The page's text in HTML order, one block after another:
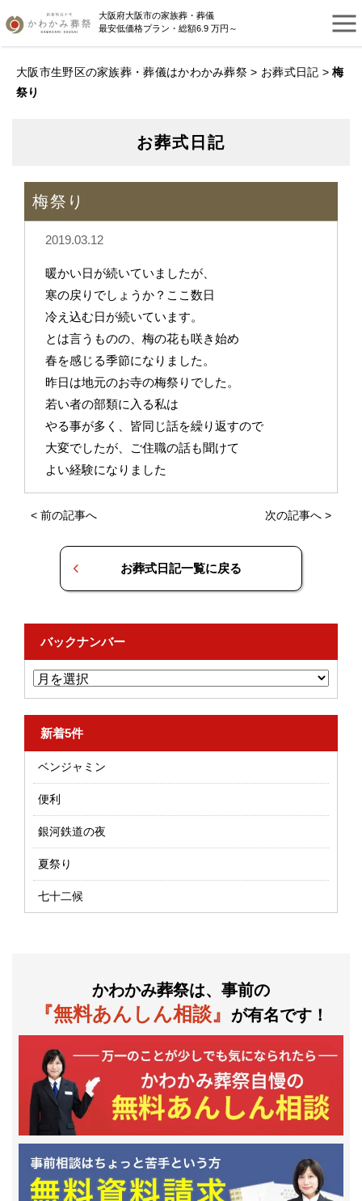
大阪府大阪市の家族葬・葬儀
最安低価格プラン・総額6.9 万円～
大阪市生野区の家族葬・葬儀はかわかみ葬祭 > お葬式日記 >梅
祭り
お葬式日記
梅祭り
2019.03.12
暖かい日が続いていましたが、
寒の戻りでしょうか？ここ数日
冷え込む日が続いています。
とは言うものの、梅の花も咲き始め
春を感じる季節になりました。
昨日は地元のお寺の梅祭りでした。
若い者の部類に入る私は
やる事が多く、皆同じ話を繰り返すので
大変でしたが、ご住職の話も聞けて
よい経験になりました
< 前の記事へ 次の記事へ >
お葬式日記一覧に戻る
バックナンバー
新着5件
ベンジャミン
便利
銀河鉄道の夜
夏祭り
七十二候
かわかみ葬祭は、事前の
『無料あんしん相談』 が有名です！